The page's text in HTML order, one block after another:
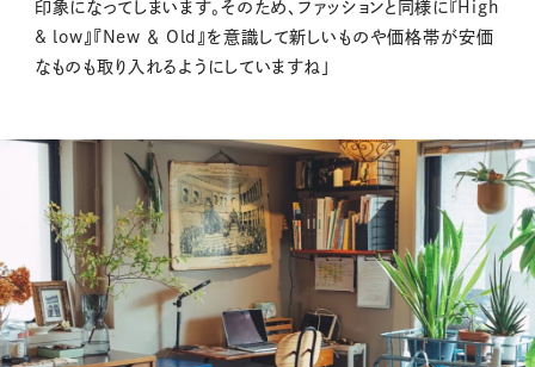
印象になってしまいます。そのため、ファッションと同様に『High
& low』『New ＆ Old』を意識して新しいものや価格帯が安価
なものも取り入れるようにしていますね」